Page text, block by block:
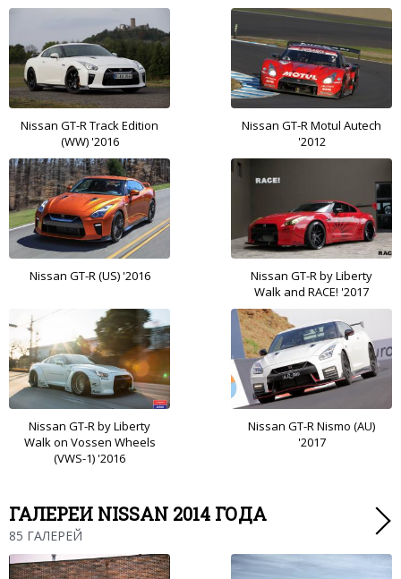
Nissan GT-R Track Edition
(WW) '2016
Nissan GT-R Motul Autech
'2012
Nissan GT-R (US) '2016
Nissan GT-R by Liberty
Walk and RACE! '2017
Nissan GT-R by Liberty
Walk on Vossen Wheels
(VWS-1) '2016
Nissan GT-R Nismo (AU)
'2017
ГАЛЕРЕИ NISSAN 2014 ГОДА
85 ГАЛЕРЕЙ